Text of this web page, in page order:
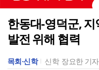
한동대-영덕군,
발전 위해 협력
목회·신학 신학 장요한 기자